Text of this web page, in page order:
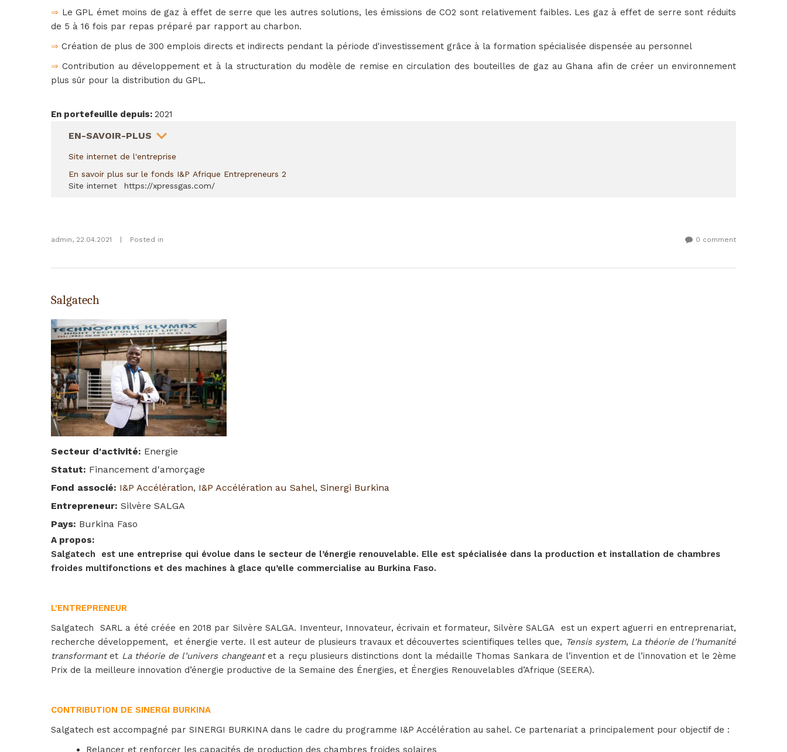
⇒  Le GPL émet moins de gaz à effet de serre que les autres solutions, les émissions de CO2 sont relativement faibles. Les gaz à effet de serre sont réduits
de 5 à 16 fois par repas préparé par rapport au charbon.
⇒  Création de plus de 300 emplois directs et indirects pendant la période d'investissement grâce à la formation spécialisée dispensée au personnel
⇒  Contribution au développement et à la structuration du modèle de remise en circulation des bouteilles de gaz au Ghana afin de créer un environnement
plus sûr pour la distribution du GPL.
En portefeuille depuis: 2021
HIDE
EN-SAVOIR-PLUS
Site internet de l'entreprise
En savoir plus sur le fonds I&P Afrique Entrepreneurs 2
Site internet
https://xpressgas.com/
admin, 22.04.2021 Posted in 0 comment
Salgatech
Secteur d'activité: Energie
Statut: Financement d'amorçage
Fond associé: I&P Accélération, I&P Accélération au Sahel, Sinergi Burkina
Entrepreneur: Silvère SALGA
Pays: Burkina Faso
A propos:
Salgatech est une entreprise qui évolue dans le secteur de l’énergie renouvelable. Elle est spécialisée dans la production et installation de chambres
froides multifonctions et des machines à glace qu’elle commercialise au Burkina Faso.
L'ENTREPRENEUR
Salgatech SARL a été créée en 2018 par Silvère SALGA. Inventeur, Innovateur, écrivain et formateur, Silvère SALGA est un expert aguerri en entreprenariat,
recherche développement, et énergie verte. Il est auteur de plusieurs travaux et découvertes scientifiques telles que, Tensis system, La théorie de l’humanité
transformantet La théorie de l’univers changeantet a reçu plusieurs distinctions dont la médaille Thomas Sankara de l’invention et de l’innovation et le 2ème
Prix de la meilleure innovation d’énergie productive de la Semaine des Énergies, et Énergies Renouvelables d’Afrique (SEERA).
CONTRIBUTION DE SINERGI BURKINA
Salgatech est accompagné par SINERGI BURKINA dans le cadre du programme I&P Accélération au sahel. Ce partenariat a principalement pour objectif de :
Relancer et renforcer les capacités de production des chambres froides solaires